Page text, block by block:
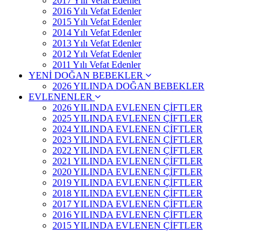
2016 Yılı Vefat Edenler
2015 Yılı Vefat Edenler
2014 Yılı Vefat Edenler
2013 Yılı Vefat Edenler
2012 Yılı Vefat Edenler
2011 Yılı Vefat Edenler
YENİ DOĞAN BEBEKLER
2026 YILINDA DOĞAN BEBEKLER
EVLENENLER
2026 YILINDA EVLENEN ÇİFTLER
2025 YILINDA EVLENEN ÇİFTLER
2024 YILINDA EVLENEN ÇİFTLER
2023 YILINDA EVLENEN ÇİFTLER
2022 YILINDA EVLENEN ÇİFTLER
2021 YILINDA EVLENEN ÇİFTLER
2020 YILINDA EVLENEN ÇİFTLER
2019 YILINDA EVLENEN ÇİFTLER
2018 YILINDA EVLENEN ÇİFTLER
2017 YILINDA EVLENEN ÇİFTLER
2016 YILINDA EVLENEN ÇİFTLER
2015 YILINDA EVLENEN ÇİFTLER